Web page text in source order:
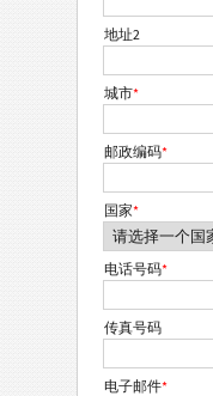
地址2
城市*
邮政编码*
国家*
电话号码*
传真号码
电子邮件*